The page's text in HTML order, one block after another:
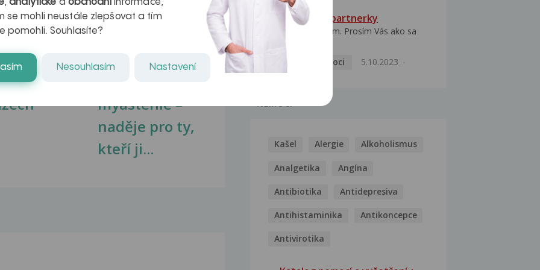
datech a
Inovativní
myastenie –
naděje pro ty,
kteří ji...
HPV typ 52 u partnerky
Dobrý deň prajem. Prosím Vás ako sa
Pohlavní nemoci
5.10.2023
NEMOCI
Kašel Alergie Alkoholismus
Analgetika Angína
Antibiotika Antidepresiva
Antihistaminika Antikoncepce
Antivirotika
,analytické a obchodníinformace,
se mohli neustále zlepšovat a tím
pomohli. Souhlasíte?
Nesouhlasím Nastavení